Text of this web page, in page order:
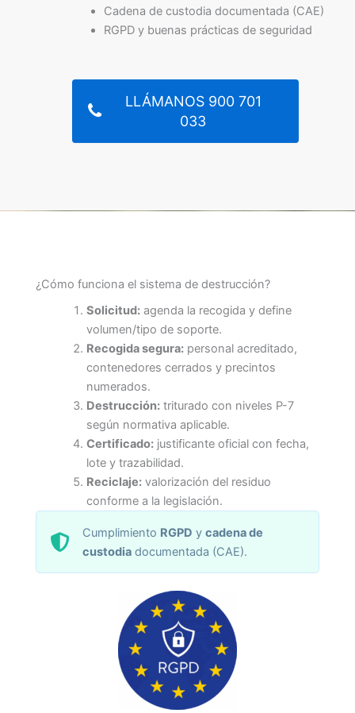
Cadena de custodia documentada (CAE)
RGPD y buenas prácticas de seguridad
LLÁMANOS 900 701
033
¿Cómo funciona el sistema de destrucción?
Solicitud:agenda la recogida y define
volumen/tipo de soporte.
Recogida segura:personal acreditado,
contenedores cerrados y precintos
numerados.
Destrucción:triturado con niveles P-7
según normativa aplicable.
Certificado:justificante oficial con fecha,
lote y trazabilidad.
Reciclaje:valorización del residuo
conforme a la legislación.
Cumplimiento RGPD ycadena de
custodia documentada (CAE).